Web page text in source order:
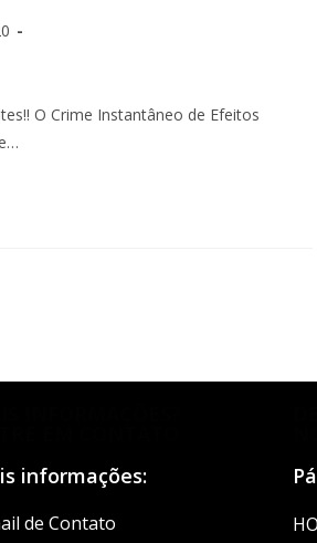
O Crime Instantâneo de Efeitos
informações:
de Contato